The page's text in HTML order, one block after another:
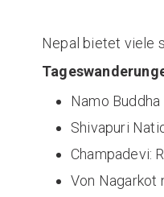
Nepal bietet viele
Namo
Shivapuri
Champadevi:
Von Nagarkot